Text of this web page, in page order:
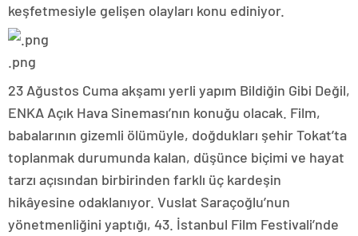
keşfetmesiyle gelişen olayları konu ediniyor.
.png
23 Ağustos Cuma akşamı yerli yapım Bildiğin Gibi Değil,
ENKA Açık Hava Sineması’nın konuğu olacak. Film,
babalarının gizemli ölümüyle, doğdukları şehir Tokat’ta
toplanmak durumunda kalan, düşünce biçimi ve hayat
tarzı açısından birbirinden farklı üç kardeşin
hikâyesine odaklanıyor. Vuslat Saraçoğlu’nun
yönetmenliğini yaptığı, 43. İstanbul Film Festivali’nde